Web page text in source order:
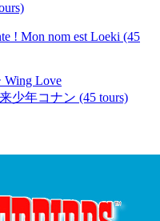
! Mon nom est Loeki (45
Wing Love
少年コナン (45 tours)